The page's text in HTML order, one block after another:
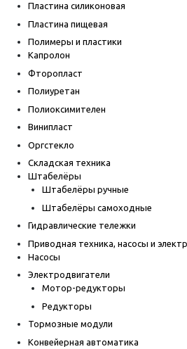
Пластина силиконовая
Пластина пищевая
Полимеры и пластики
Капролон
Фторопласт
Полиуретан
Полиоксимителен
Винипласт
Оргстекло
Складская техника
Штабелёры
Штабелёры ручные
Штабелёры самоходные
Гидравлические тележки
Приводная техника, насосы и
Насосы
Электродвигатели
Мотор-редукторы
Редукторы
Тормозные модули
Конвейерная автоматика